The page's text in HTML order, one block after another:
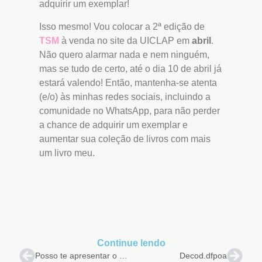
adquirir um exemplar!
Isso mesmo! Vou colocar a 2ª edição de
TSM à venda no site da UICLAP emabril .
Não quero alarmar nada e nem ninguém,
mas se tudo de certo, até o dia 10 de abril já
estará valendo! Então, mantenha-se atenta
(e/o) às minhas redes sociais, incluindo a
comunidade no WhatsApp, para não perder
a chance de adquirir um exemplar e
aumentar sua coleção de livros com mais
um livro meu.
Continue lendo
Decod.dfpoa